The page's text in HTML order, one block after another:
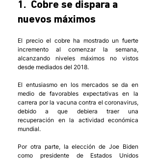
1.  Cobre se dispara a
nuevos máximos
El precio el cobre ha mostrado un fuerte
incremento al comenzar la semana,
alcanzando niveles máximos no vistos
desde mediados del 2018.
El entusiasmo en los mercados se da en
medio de favorables expectativas en la
carrera por la vacuna contra el coronavirus,
debido a que debiera traer una
recuperación en la actividad económica
mundial.
Por otra parte, la elección de Joe Biden
como presidente de Estados Unidos